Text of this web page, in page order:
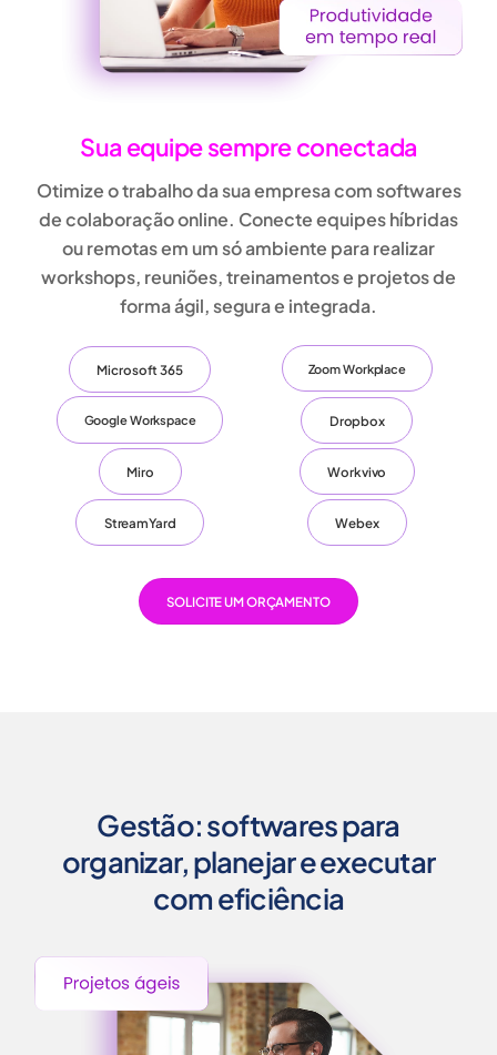
Sua equipe sempre conectada
Otimize o trabalho da sua empresa com softwares
de colaboração online. Conecte equipes híbridas
ou remotas em um só ambiente para realizar
workshops, reuniões, treinamentos e projetosde
forma ágil, segura e integrada.
Microsoft 365 Zoom Workplace
Google Workspace Dropbox
Miro Workvivo
StreamYard Webex
SOLICITE UM ORÇAMENTO
Gestão: softwares para
organizar, planejar e executar
com eficiência